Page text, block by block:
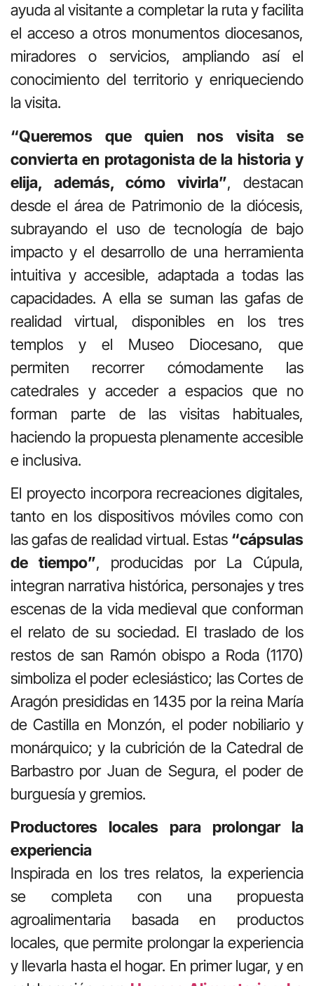
ayuda al visitante a completar la ruta y facilita
el acceso a otros monumentos diocesanos,
miradores o servicios, ampliando así el
conocimiento del territorio y enriqueciendo
la visita.
“Queremos que quien nos visita se
convierta en protagonista de la historia y
elija, además, cómo vivirla”, destacan
desde el área de Patrimonio de la diócesis,
subrayando el uso de tecnología de bajo
impacto y el desarrollo de una herramienta
intuitiva y accesible, adaptada a todas las
capacidades. A ella se suman las gafas de
realidad virtual, disponibles en los tres
templos y el Museo Diocesano, que
permiten recorrer cómodamente las
catedrales y acceder a espacios que no
forman parte de las visitas habituales,
haciendo la propuesta plenamente accesible
e inclusiva.
El proyecto incorpora recreaciones digitales,
tanto en los dispositivos móviles como con
las gafas de realidad virtual. Estas “cápsulas
de tiempo”, producidas por La Cúpula,
integran narrativa histórica, personajes y tres
escenas de la vida medieval que conforman
el relato de su sociedad. El traslado de los
restos de san Ramón obispo a Roda (1170)
simboliza el poder eclesiástico; las Cortes de
Aragón presididas en 1435 por la reina María
de Castilla en Monzón, el poder nobiliario y
monárquico; y la cubrición de la Catedral de
Barbastro por Juan de Segura, el poder de
burguesía y gremios.
Productores locales para prolongar la
experiencia
Inspirada en los tres relatos, la experiencia
se completa con una propuesta
agroalimentaria basada en productos
locales, que permite prolongar la experiencia
y llevarla hasta el hogar. En primer lugar, y en